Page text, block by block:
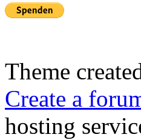
Theme
Create a
hosting